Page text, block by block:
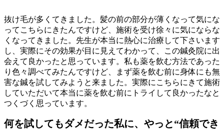
抜け毛が多くてきました。髪の前の部分が薄くなって気にな
ってこちらにきたんですけど、施術を受け徐々に気にならな
くなってきました。先生が本当に熱心に治療して下さいます
し、実際にその効果が目に見えてわかって、この鍼灸院に出
会えて良かったと思っています。私も薬を飲む方法であった
り色々調べてみたんですけど、まず薬を飲む前に身体にも無
害な鍼を試してみようと来ました。実際にこちらにきて施術
していただいて本当に薬を飲む前にトライして良かったなと
つくづく思っています。
何を試してもダメだった私に、やっと“信頼でき